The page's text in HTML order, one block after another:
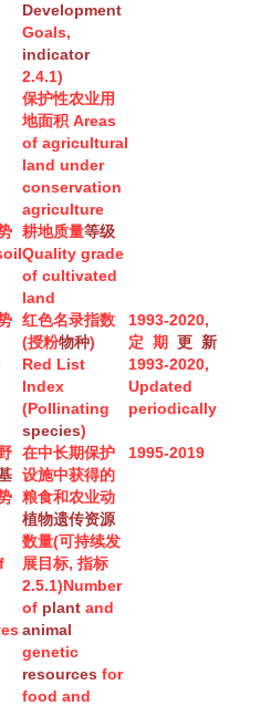
Development
Goals,
indicator
2.4.1)
保护性农业用
地面积 Areas
of agricultural
land under
conservation
agriculture
耕地质量等级
Quality grade
of cultivated
land
红色名录指数
(授粉物种)
Red List
Index
(Pollinating
species)
1993-2020,
定期 更新
1993-2020,
Updated
periodically
在中长期保护
设施中获得的
粮食和农业动
植物遗传资源
数量(可持续发
展目标, 指标
2.5.1)Number
of plant and
animal
genetic
resources for
food and
1995-2019